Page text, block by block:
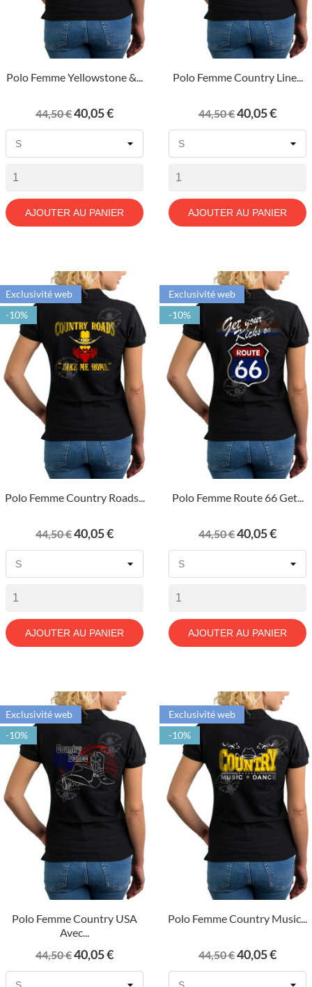
Polo Femme Yellowstone &...
Prix
de
44,50 €Prix
40,05 €
AJOUTER AU PANIER
Polo Femme Country Line...
Prix
de
44,50 €Prix
40,05 €
AJOUTER AU PANIER
Polo Femme Country Roads...
Prix
de
44,50 €Prix
40,05 €
AJOUTER AU PANIER
Exclusivité web
-10%
Polo Femme Route 66 Get...
Prix
de
44,50 €Prix
40,05 €
AJOUTER AU PANIER
Exclusivité web
-10%
Polo Femme Country USA
Avec...
Prix
de
44,50 €Prix
40,05 €
Exclusivité web
-10%
Polo Femme Country Music...
Prix
de
44,50 €Prix
40,05 €
Exclusivité web
-10%